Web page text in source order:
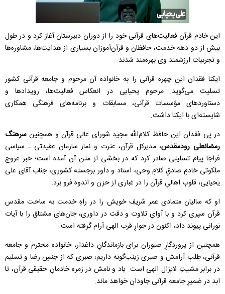
این خادم قرآن فعالیت‌های قرآنی خود را از دوران دبیرستان آغاز کرد و در طول
بیش از دو دهه خدمت، حافظان و قرآن‌آموزان بسیاری از هدایت‌ها، مشاوره‌ها
و تجربیات ارزشمند وی بهره‌مند شدند.
ایکنا فقدان این چهره قرآنی را به خانواده آن مرحوم و جامعه قرآنی کشور
تسلیت می‌گوید. مرحوم یحیایی در انعکاس فعالیت‌ها، رویداد‌ها و
دستاورد‌های مؤسسات قرآنی، مسابقات و برنامه‌های فرهنگی همکاری
شایسته‌ای با ایکنا داشت.
در پی فقدان این حافظ کلام‌الله مجید شورای عالی قرآن و همچنینسرهنگ
رمضانعلی رودمقدس، مدیرکل قرآن، عترت و نماز سازمان عقیدتی ـ سیاسی
فراجا پیام تسلیتی صادر کرد که در بخشی از متن آن آمده است؛ خبر عروج
ملکوتی خادمِ صادقِ کلامِ وحی، استاد و داور برجسته کشوری، جناب آقای علی
یحیایی، قلوبِ اهالیِ قرآن را در غباری از حزن و اندوه فرو برد.
او که سالیان متمادی عمر شریف خویش را در راهِ خدمت به ساحت مقدس
قرآن سپری کرد و با آوایِ تلاوت و دقت در داوری، جان‌های مشتاق را با آیات
نورانی پیوند داد، اکنون در جوارِ قرب الهی آرام گرفته است.
همچنین از پروردگارِ صبوران برای بازماندگانِ داغدار، خانواده محترم و جامعه
قرآنی، طلبِ آرامش و صبری زینب‌گونه داریم؛ صبری که از جنسِ رضا و تسلیم
در برابر مشیتِ لایزال الهی است. یاد و نامش در زمره خادمانِ حقیقی قرآن، تا
ابد در ضمیرِ جامعه قرآنی جاودان خواهد ماند.